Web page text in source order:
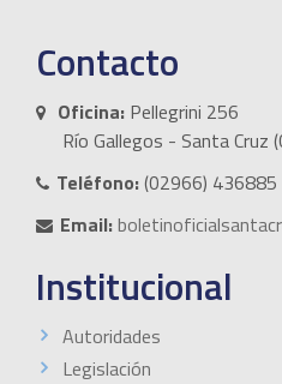
Contacto
Oficina: Pellegrini 256
Río Gallegos - Santa Cruz
Teléfono:(02966) 436885
Email:
Institucional
Autoridades
Legislación